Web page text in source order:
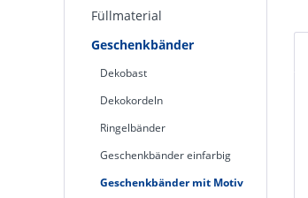
Füllmaterial
Geschenkbänder
Dekobast
Dekokordeln
Ringelbänder
Geschenkbänder einfarbig
Geschenkbänder mit Motiv